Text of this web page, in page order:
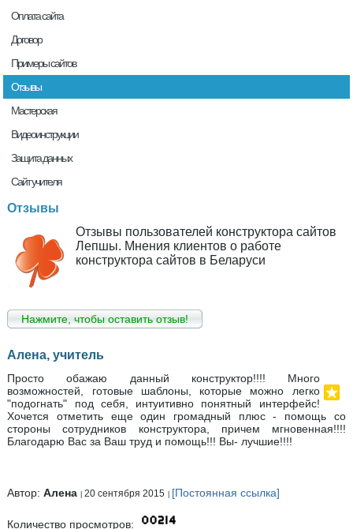
Оплата сайта
Договор
Примеры сайтов
Отзывы
Мастерская
Видеоинструкции
Защита данных
Сайт учителя
Отзывы
Отзывы пользователей конструктора сайтов
Лепшы. Мнения клиентов о работе
конструктора сайтов в Беларуси
Нажмите, чтобы оставить отзыв!
Алена, учитель
Просто обажаю данный конструктор!!!! Много
возможностей, готовые шаблоны, которые можно легко
"подогнать" под себя, интуитивно понятный интерфейс!
Хочется отметить еще один громадный плюс - помощь со
стороны сотрудников конструктора, причем мгновенная!!!!
Благодарю Вас за Ваш труд и помощь!!! Вы- лучшие!!!!
Автор:Алена 20 сентября 2015 [Постоянная ссылка]
Количество просмотров: